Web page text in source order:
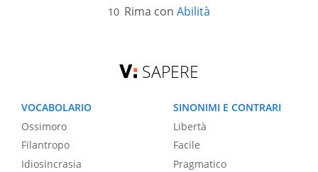
Rima con Abilità
SAPERE
VOCABOLARIO
Ossimoro
Filantropo
Idiosincrasia
SINONIMI E CONTRARI
Libertà
Facile
Pragmatico